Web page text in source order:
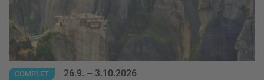
COMPLET 26.9. – 3.10.2026